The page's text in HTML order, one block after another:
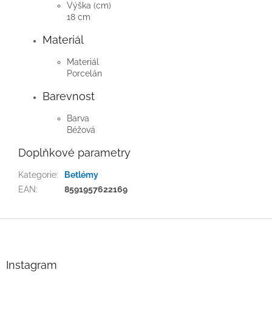
Výška (cm)
18 cm
Materiál
Materiál
Porcelán
Barevnost
Barva
Béžová
Doplňkové parametry
Kategorie:
Betlémy
EAN: 8591957622169
Instagram